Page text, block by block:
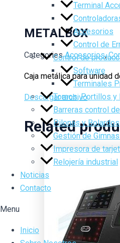
Terminal
Accesorios
Control de
Control de
Software
Terminales
Tornos, Portillos
Barreras control
Pilonas y Bolardos
Gestión de
Impresora de
Relojería industrial
Noticias
Contacto
Menu
Inicio
METALBOX
Categories Accesorios,
Caja metálica para unidad
Descargar archivo
Related